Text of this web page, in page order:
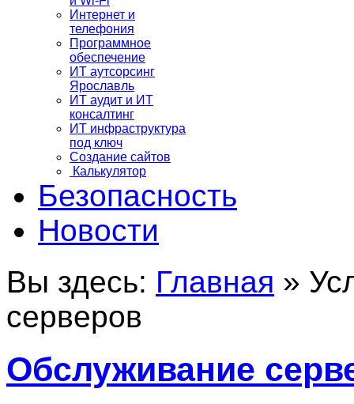
Интернет и
телефония
Программное
обеспечение
ИТ аутсорсинг
Ярославль
ИТ аудит и ИТ
консалтинг
ИТ инфраструктура
под ключ
Создание сайтов
Калькулятор
Безопасность
Новости
Вы здесь: Главная »
серверов
Обслуживание